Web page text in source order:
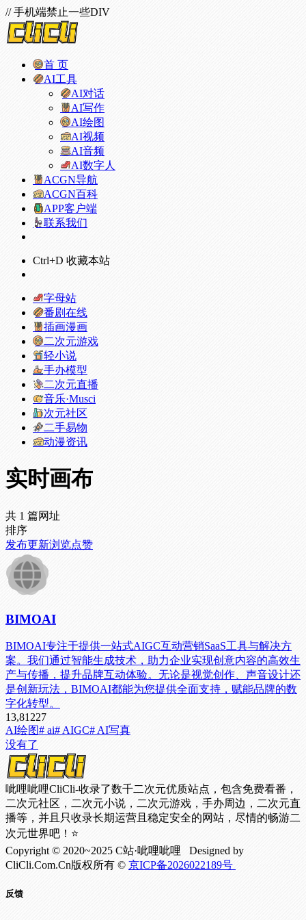
// 手机端禁止一些DIV
首 页
AI工具
AI对话
AI写作
AI绘图
AI视频
AI音频
AI数字人
ACGN导航
ACGN百科
APP客户端
联系我们
Ctrl+D 收藏本站
字母站
番剧在线
插画漫画
二次元游戏
轻小说
手办模型
二次元直播
音乐·Musci
次元社区
二手易物
动漫资讯
实时画布
共 1 篇网址
排序
发布更新浏览点赞
BIMOAI
BIMOAI专注于提供一站式AIGC互动营销SaaS工具与解决方
案。我们通过智能生成技术，助力企业实现创意内容的高效生
产与传播，提升品牌互动体验。无论是视觉创作、声音设计还
是创新玩法，BIMOAI都能为您提供全面支持，赋能品牌的数
字化转型。
13,81227
AI绘图# ai# AIGC# AI写真
没有了
呲哩呲哩CliCli-收录了数千二次元优质站点，包含免费看番，
二次元社区，二次元小说，二次元游戏，手办周边，二次元直
播等，并且只收录长期运营且稳定安全的网站，尽情的畅游二
次元世界吧！⭐
Copyright © 2020~2025 C站·呲哩呲哩 Designed by
CliCli.Com.Cn版权所有 © 京ICP备2026022189号
反馈